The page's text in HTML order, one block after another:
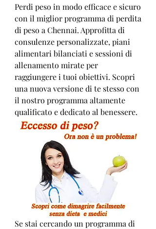
Perdi peso in modo efficace e sicuro
con il miglior programma di perdita
di peso a Chennai. Approfitta di
consulenze personalizzate, piani
alimentari bilanciati e sessioni di
allenamento mirate per
raggiungere i tuoi obiettivi. Scopri
una nuova versione di te stesso con
il nostro programma altamente
qualificato e dedicato al benessere.
Se stai cercando un programma di